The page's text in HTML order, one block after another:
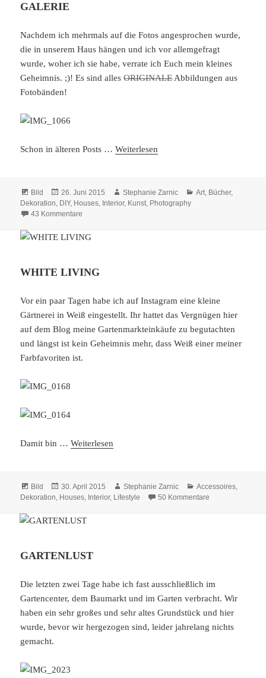
GALERIE
Nachdem ich mehrmals auf die Fotos angesprochen wurde,
die in unserem Haus hängen und ich vor allemgefragt
wurde, woher ich sie habe, verrate ich Euch mein kleines
Geheimnis. ;)! Es sind allesORIGINALEAbbildungen aus
Fotobänden!
Schon in älteren Posts …Weiterlesen
Format
Bild
Veröffentlicht
am
26. Juni 2015 Autor
Stephanie Zarnic Kategorien
Art, Bücher,
Dekoration, DIY, Houses, Interior, Kunst, Photography
43 Kommentare
WHITE LIVING
Vor ein paar Tagen habe ich auf Instagram eine kleine
Gärtnerei in Weiß eingestellt. Ihr hattet das Vergnügen hier
auf dem Blog meine Gartenmarkteinkäufe zu begutachten
und längst ist kein Geheimnis mehr, dass Weiß einer meiner
Farbfavoriten ist.
Damit bin …Weiterlesen
Format
Bild
Veröffentlicht
am
30. April 2015 Autor
Stephanie Zarnic Kategorien
Accessoires,
Dekoration, Houses, Interior, Lifestyle 50 Kommentare
GARTENLUST
Die letzten zwei Tage habe ich fast ausschließlich im
Gartencenter, dem Baumarkt und im Garten verbracht. Wir
haben ein sehr großes und sehr altes Grundstück und hier
wurde, bevor wir hergezogen sind, leider jahrelang nichts
gemacht.